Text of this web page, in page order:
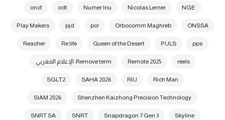
NGE
Nicolas Lerner
Numer Inu
odt
oncf
ONSSA
Orbocomm Maghreb
pcr
pjd
Play Makers
pps
PULS
Queen of the Desert
Re.life
Reacher
reels
Remote 2025 Remove term: الإعلام المغربي
Rich Man
RIU
SAHA 2026
SGLT2
Shenzhen Kaizhong Precision Technology
SIAM 2026
Skyline
Snapdragon 7 Gen 3
SNRT
SNRT SA